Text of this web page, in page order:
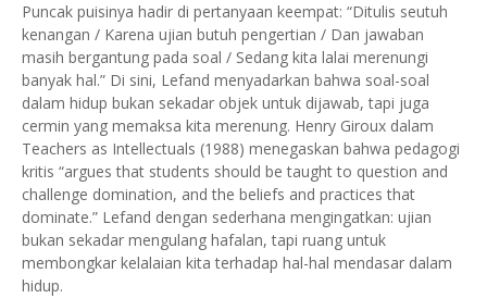
Puncak puisinya hadir di pertanyaan keempat: “Ditulis seutuh
kenangan / Karena ujian butuh pengertian / Dan jawaban
masih bergantung pada soal / Sedang kita lalai merenungi
banyak hal.” Di sini, Lefand menyadarkan bahwa soal-soal
dalam hidup bukan sekadar objek untuk dijawab, tapi juga
cermin yang memaksa kita merenung. Henry Giroux dalam
Teachers as Intellectuals (1988) menegaskan bahwa pedagogi
kritis “argues that students should be taught to question and
challenge domination, and the beliefs and practices that
dominate.” Lefand dengan sederhana mengingatkan: ujian
bukan sekadar mengulang hafalan, tapi ruang untuk
membongkar kelalaian kita terhadap hal-hal mendasar dalam
hidup.